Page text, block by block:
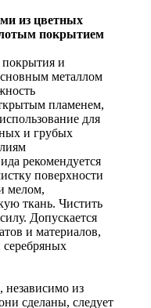
из цветных
покрытием
покрытия и
металлом
пламенем,
для
и грубых
рекомендуется
поверхности
мелом,
ткань. Чистить
Допускается
и материалов,
серебряных
независимо из
сделаны, следует